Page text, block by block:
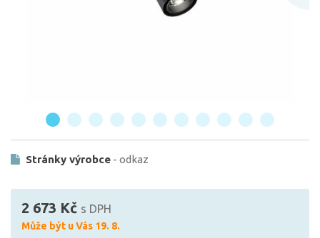
Stránky výrobce - odkaz
2 673 Kč s DPH
Může být u Vás 19. 8.